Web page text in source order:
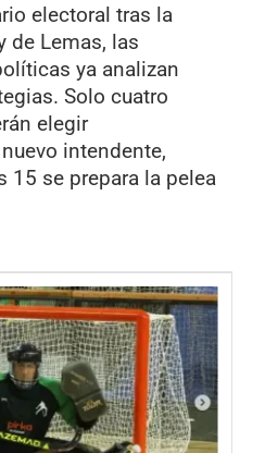
electoral tras la
de Lemas, las
ya analizan
Solo cuatro
elegir
intendente,
15 se prepara la pelea